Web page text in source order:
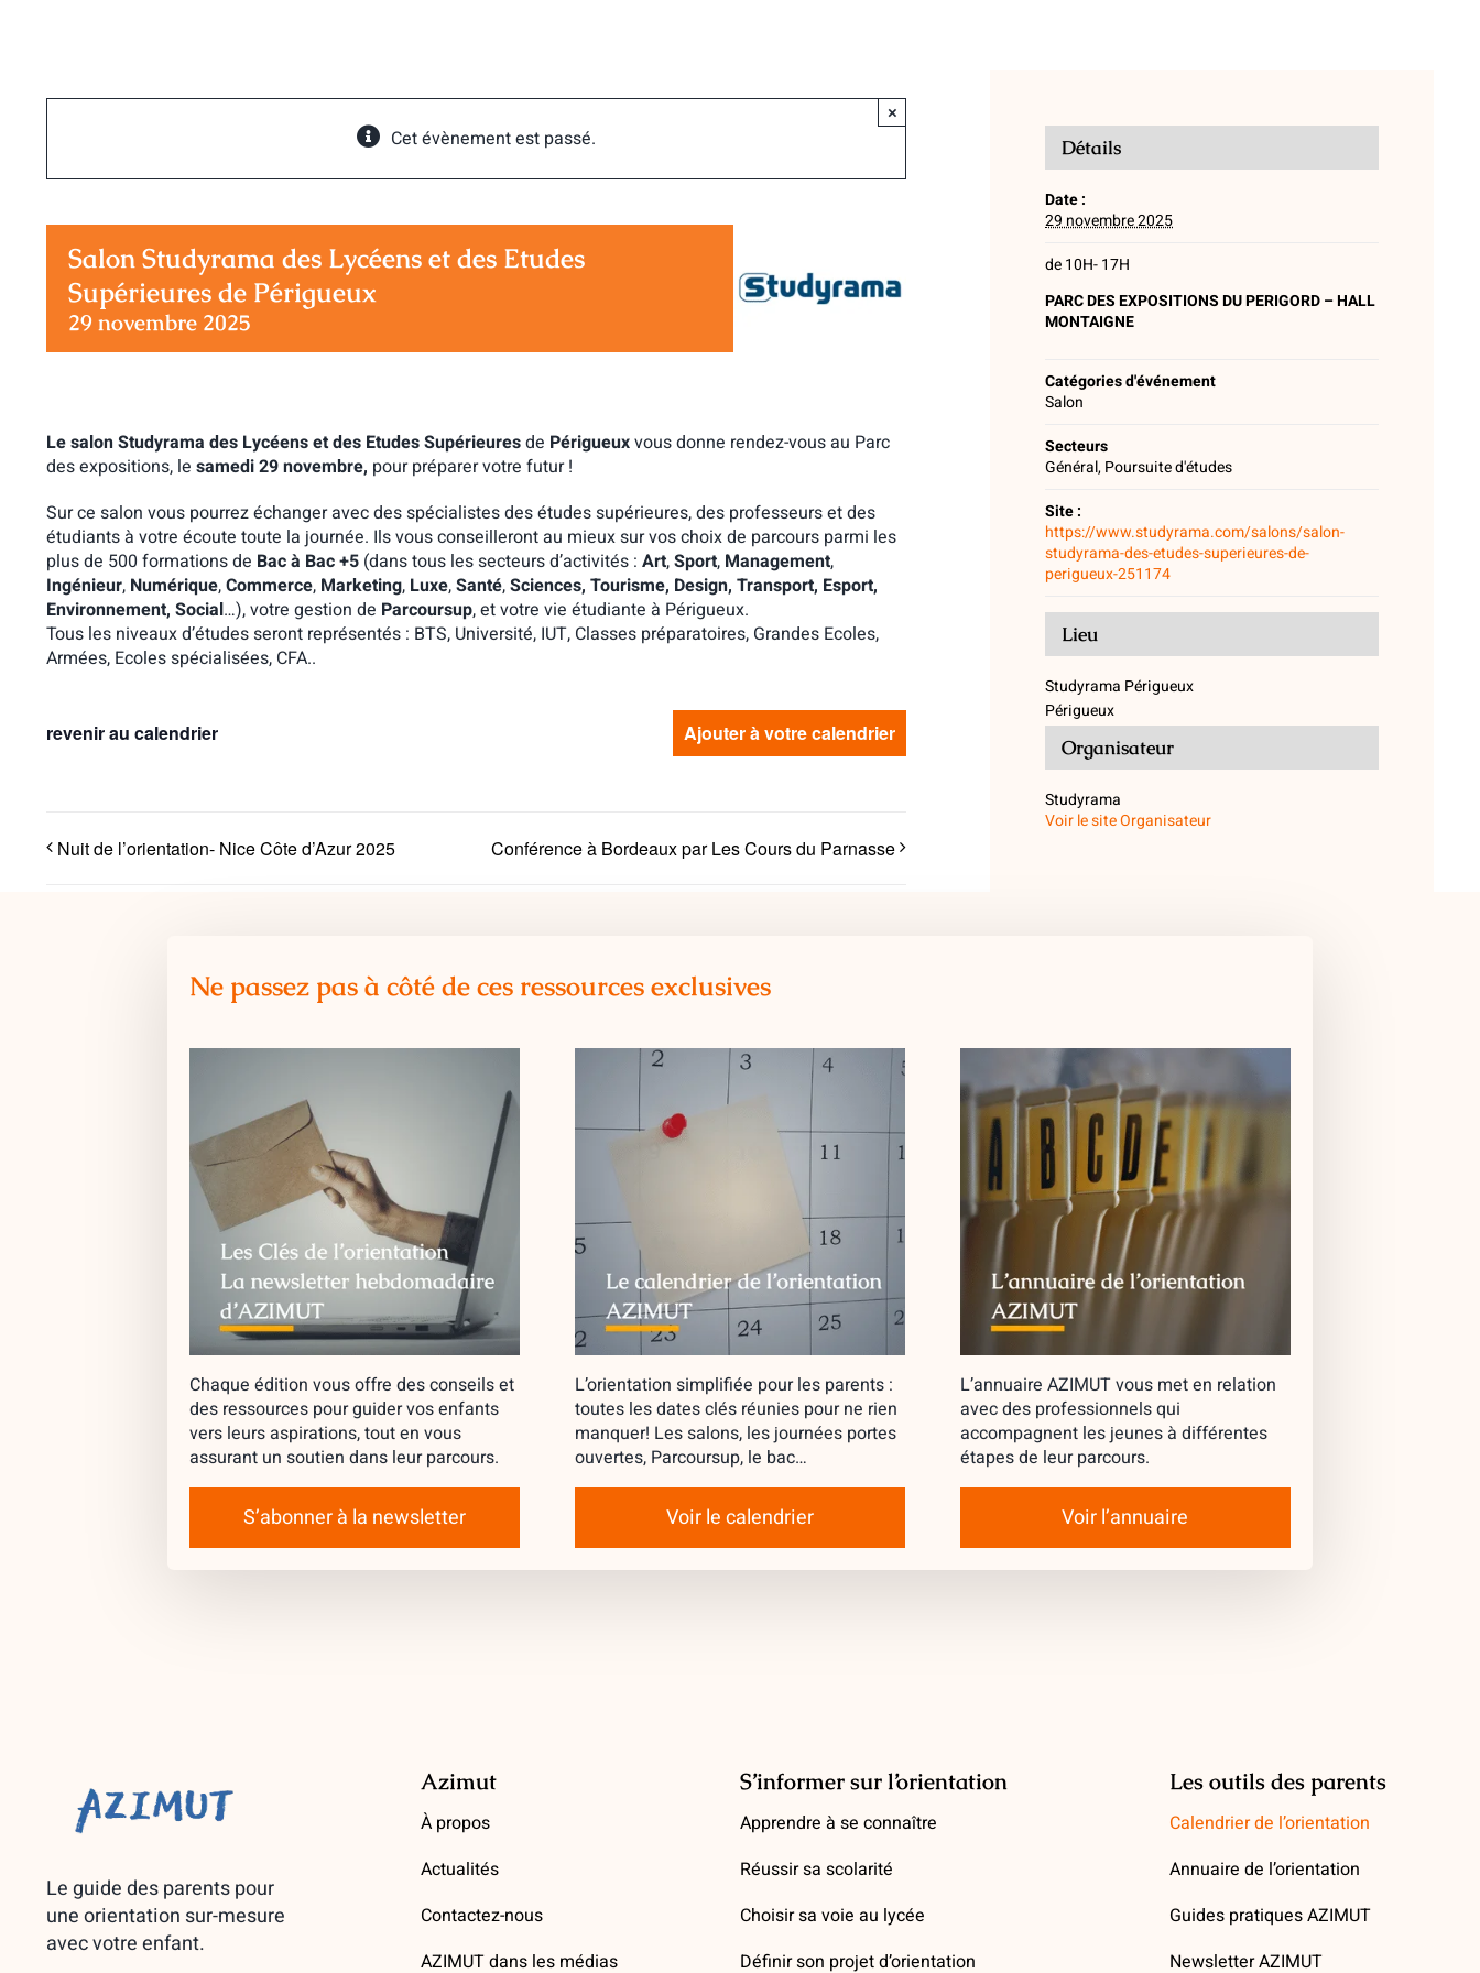
Cet évènement est passé.
×
Salon Studyrama des Lycéens et des Etudes
Supérieures de Périgueux
29 novembre 2025
Le salon Studyrama des Lycéens et des Etudes Supérieuresde Périgueuxvous donne rendez-vous au Parc
des expositions, le samedi 29 novembre, pour préparer votre futur !
Sur ce salon vous pourrez échanger avec des spécialistes des études supérieures, des professeurs et des
étudiants à votre écoute toute la journée. Ils vous conseilleront au mieux sur vos choix de parcours parmi les
plus de 500 formations de Bac à Bac +5 (dans tous les secteurs d’activités : Art,Sport, Management,
Ingénieur, Numérique,Commerce, Marketing, Luxe,Santé,Sciences, Tourisme, Design, Transport, Esport,
Environnement, Social…), votre gestion de Parcoursup, et votre vie étudiante à Périgueux.
Tous les niveaux d’études seront représentés : BTS, Université, IUT, Classes préparatoires, Grandes Ecoles,
Armées, Ecoles spécialisées, CFA..
revenir au calendrier Ajouter à votre calendrier
Nuit de l’orientation- Nice Côte d’Azur 2025 Conférence à Bordeaux par Les Cours du Parnasse
Détails
Date :
29 novembre 2025
de 10H- 17H
PARC DES EXPOSITIONS DU PERIGORD – HALL
MONTAIGNE
Catégories d'événement
Salon
Secteurs
Général, Poursuite d'études
Site :
https://www.studyrama.com/salons/salon-
studyrama-des-etudes-superieures-de-
perigueux-251174
Lieu
Studyrama Périgueux
Périgueux
Organisateur
Studyrama
Voir le site Organisateur
Ne passez pas à côté de ces ressources exclusives
Chaque édition vous offre des conseils et
des ressources pour guider vos enfants
vers leurs aspirations, tout en vous
assurant un soutien dans leur parcours.
S’abonner à la newsletter
L’orientation simplifiée pour les parents :
toutes les dates clés réunies pour ne rien
manquer! Les salons, les journées portes
ouvertes, Parcoursup, le bac…
Voir le calendrier
L’annuaire AZIMUT vous met en relation
avec des professionnels qui
accompagnent les jeunes à différentes
étapes de leur parcours.
Voir l’annuaire
Le guide des parents pour
une orientation sur-mesure
avec votre enfant.
Azimut
À propos
Actualités
Contactez-nous
AZIMUT dans les médias
S’informer sur l’orientation
Apprendre à se connaître
Réussir sa scolarité
Choisir sa voie au lycée
Définir son projet d’orientation
Les outils des parents
Calendrier de l’orientation
Annuaire de l’orientation
Guides pratiques AZIMUT
Newsletter AZIMUT